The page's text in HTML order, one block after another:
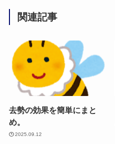
関連記事
去勢の効果を簡単にまと
め。
2025.09.12